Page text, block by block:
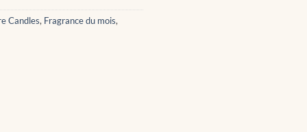
Candles, Fragrance du mois,